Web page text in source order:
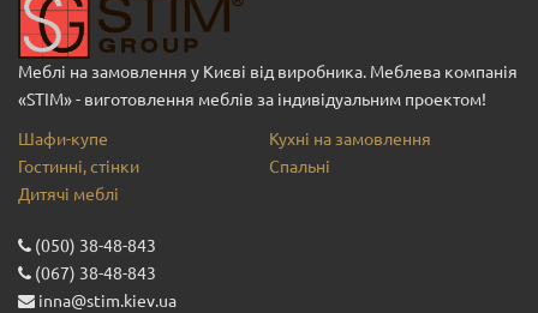
Меблі на замовлення у Києві від виробника. Меблева компанія
«STIM» - виготовлення меблів за індивідуальним проектом!
Шафи-купе
Кухні на замовлення
Гостинні, стінки
Спальні
Дитячі меблі
(050) 38-48-843
(067) 38-48-843
inna@stim.kiev.ua